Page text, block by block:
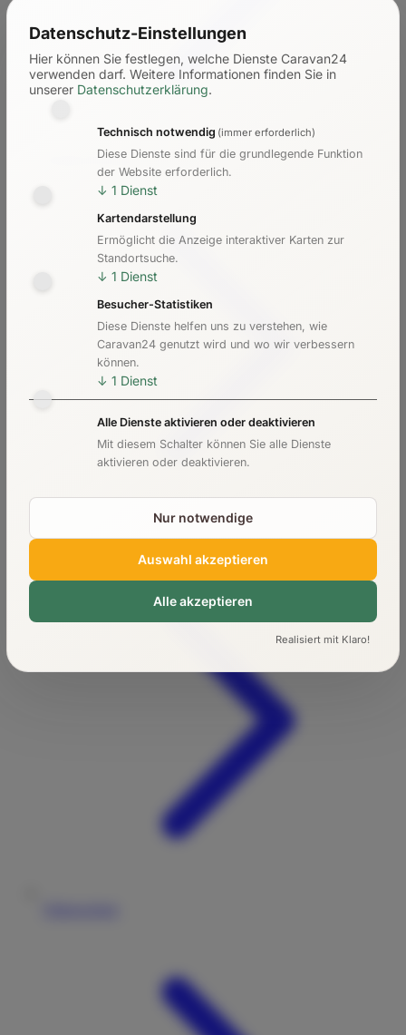
Kosten & Preise
Datenschutz-Einstellungen
Hier können Sie festlegen, welche Dienste Caravan24
verwenden darf. Weitere Informationen finden Sie in
unserer Datenschutzerklärung.
Technisch notwendig (immer erforderlich)
Diese Dienste sind für die grundlegende Funktion
der Website erforderlich.
↓ 1 Dienst
Kartendarstellung
Ermöglicht die Anzeige interaktiver Karten zur
Standortsuche.
↓ 1 Dienst
Besucher-Statistiken
Diese Dienste helfen uns zu verstehen, wie
Caravan24 genutzt wird und wo wir verbessern
können.
↓ 1 Dienst
Alle Dienste aktivieren oder deaktivieren
Mit diesem Schalter können Sie alle Dienste
aktivieren oder deaktivieren.
Nur notwendige
Auswahl akzeptieren
Alle akzeptieren
Realisiert mit Klaro!